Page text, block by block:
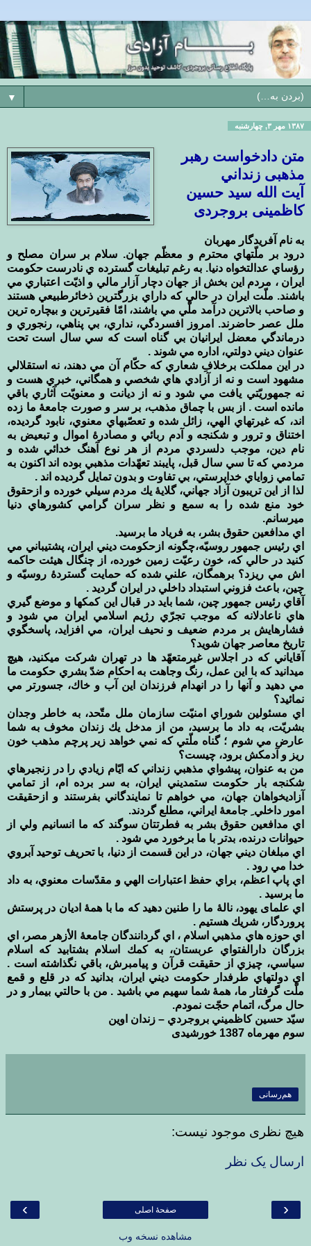
▼
۱۳۸۷ مهر ۳, چهارشنبه
متن دادخواست رهبر
مذهبی زنداني
آیت الله سید حسین
کاظمینی بروجردی
به نام آفريدگار مهربان
درود بر ملّتهاي محترم و معظّم جهان. سلام بر سران مصلح و
رؤساي عدالتخواه دنيا. به رغم تبليغات گسترده ي نادرست حكومت
ايران ، مردم اين بخش از جهان دچار آزار مالي و اذيّت اعتباري مي
باشند. ملّت ايران در حالي كه داراي بزرگترين ذخائرطبيعي هستند
و صاحب بالاترين درآمد ملّي مي باشند، امّا فقيرترين و بيچاره ترين
ملل عصر حاضرند. امروز افسردگي، نداري، بي پناهي، رنجوري و
درماندگي معضل ايرانيان بي گناه است كه سي سال است تحت
عنوان ديني دولتي، اداره مي شوند .
در اين مملكت برخلافِ شعاري كه حكّام آن مي دهند، نه استقلالي
مشهود است و نه از آزادي هاي شخصي و همگاني، خبري هست و
نه جمهوريّتي يافت مي شود و نه از ديانت و معنويّت آثاري باقي
مانده است . از بس با چماق مذهب، بر سر و صورت جامعۀ ما زده
اند، كه غيرتهاي الهي، زائل شده و تعصّبهاي معنوي، نابود گرديده،
اختناق و ترور و شكنجه و آدم ربائي و مصادرۀ اموال و تبعيض به
نام دين، موجب دلسردي مردم از هر نوع آهنگ خدائي شده و
مردمي كه تا سي سال قبل، پايبند تعهّدات مذهبي بوده اند اكنون به
تمامي زواياي خداپرستي، بي تفاوت و بدون تمايل گرديده اند .
لذا از اين تريبون آزاد جهاني، گلايۀ يك مردم سيلي خورده و ازحقوق
خود منع شده را به سمع و نظر سران گرامي كشورهاي دنيا
ميرسانم.
اي مدافعين حقوق بشر، به فرياد ما برسيد.
اي رئيس جمهور روسيّه،چگونه ازحكومت ديني ايران، پشتيباني مي
كنيد در حالي كه، خون رعيّت زمين خورده، از چنگال هيئت حاكمه
اش مي ريزد؟ برهمگان، علني شده كه حمايت گستردۀ روسيّه و
چين، باعث فزوني استبداد داخلي در ايران گرديد .
آقاي رئيس جمهور چين، شما بايد در قبال اين كمكها و موضع گيري
هاي ناعادلانه كه موجب تجرّي رژيم اسلامي ايران مي شود و
فشارهايش بر مردم ضعيف و نحيف ايران، مي افزايد، پاسخگوي
تاريخ معاصر جهان شويد؟
آقاياني كه در اجلاس غيرمتعهّد ها در تهران شركت ميكنيد، هيچ
ميدانيد كه با اين عمل، رنگ وجاهت به احكام ضدّ بشري حكومت ما
مي دهيد و آنها را در انهدام فرزندان اين آب و خاك، جسورتر مي
نمائيد؟
اي مسئولين شوراي امنيّت سازمان ملل متّحد، به خاطر وجدان
بشريّت، به داد ما برسيد، من از مدخل يك زندان مخوف به شما
عارض مي شوم ؛ گناه ملّتي كه نمي خواهد زير پرچم مذهب خون
ريز و آدمكش برود، چيست؟
من به عنوان، پيشواي مذهبي زنداني كه ايّام زيادي را در زنجيرهاي
شكنجه بار حكومت ستمديني ايران، به سر برده ام، از تمامي
آزاديخواهان جهان، مي خواهم تا نمايندگاني بفرستند و ازحقيقت
امور داخلي ِ جامعۀ ايراني، مطلع گردند.
اي مدافعين حقوق بشر به فطرتتان سوگند كه ما انسانيم ولي از
حيوانات درنده، بدتر با ما برخورد مي شود .
اي مبلغان ديني جهان، در اين قسمت از دنيا، با تحريف توحيد آبروي
خدا مي رود .
اي پاپ اعظم، براي حفظ اعتبارات الهي و مقدّسات معنوي، به داد
ما برسيد .
اي علمای يهود، نالۀ ما را طنين دهيد كه ما با همۀ اديان در پرستش
پروردگار، شريك هستيم .
اي حوزه هاي مذهبي اسلام ، اي گردانندگان جامعۀ الأزهر مصر، اي
بزرگان دارالفتواي عربستان، به كمك اسلام بشتابيد كه اسلام
سياسي، چيزي از حقيقت قرآن و پيامبرش، باقي نگذاشته است .
اي دولتهاي طرفدار حكومت ديني ايران، بدانيد كه در قلع و قمع
ملّت گرفتار ما، همۀ شما سهيم مي باشيد . من با حالتي بيمار و در
حال مرگ، اتمام حجّت نمودم.
سيّد حسين كاظميني بروجردي – زندان اوین
سوم مهرماه 1387 خورشیدی
هم‌رسانی
هیچ نظری موجود نیست:
ارسال یک نظر
‹
› صفحهٔ اصلی
مشاهده نسخه وب